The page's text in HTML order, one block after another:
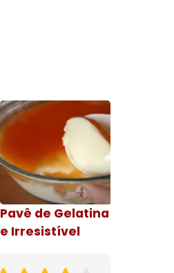
Pavê de Gelatina Cremosa
e Irresistível